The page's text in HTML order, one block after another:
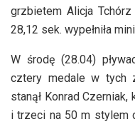
grzbietem Alicja
28,12 sek. wypełniła
W środę (28.04)
cztery medale w tych
stanął Konrad
i trzeci na 50 m stylem